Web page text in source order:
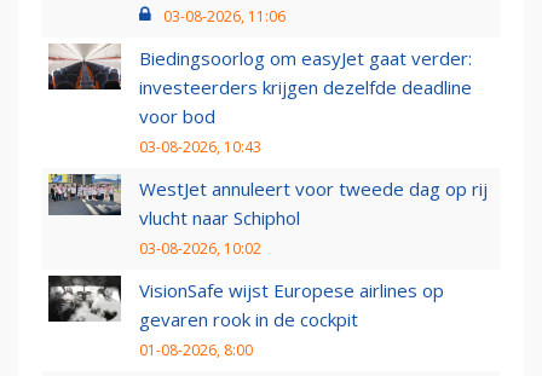
03-08-2026, 11:06
Biedingsoorlog om easyJet gaat verder:
investeerders krijgen dezelfde deadline
voor bod
03-08-2026, 10:43
WestJet annuleert voor tweede dag op rij
vlucht naar Schiphol
03-08-2026, 10:02
VisionSafe wijst Europese airlines op
gevaren rook in de cockpit
01-08-2026, 8:00